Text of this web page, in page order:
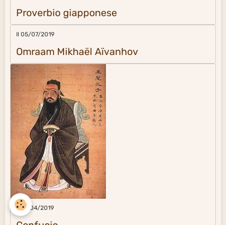
Proverbio giapponese
Il 05/07/2019
Omraam Mikhaël Aïvanhov
Il 14/04/2019